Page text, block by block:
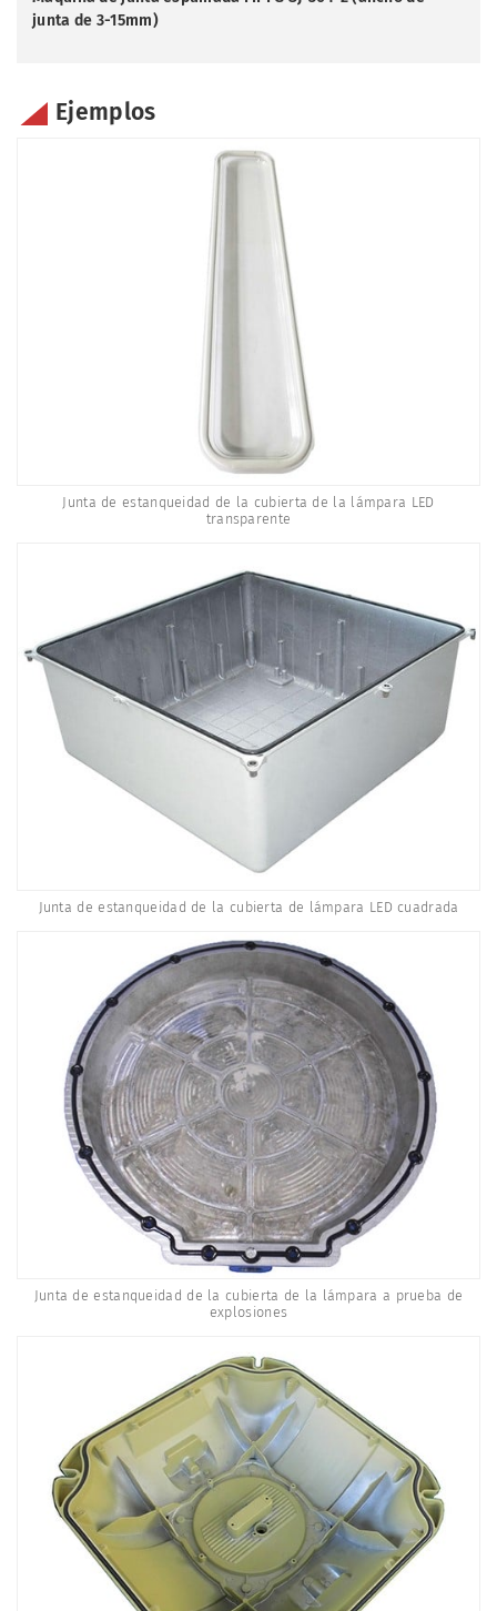
junta de 3-15mm)
Ejemplos
Junta de estanqueidad de la cubierta de la lámpara LED
transparente
Junta de estanqueidad de la cubierta de lámpara LED cuadrada
Junta de estanqueidad de la cubierta de la lámpara a prueba de
explosiones